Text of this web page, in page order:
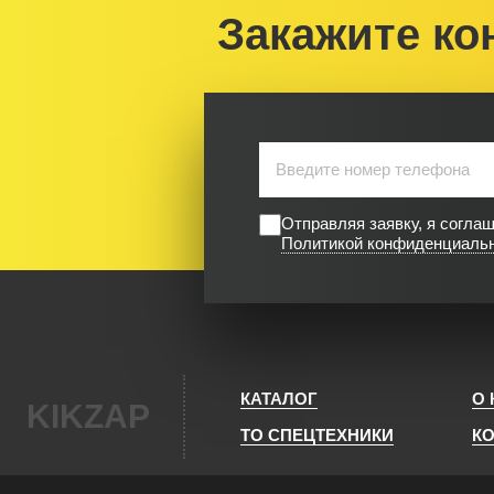
Закажите
Отправляя заявку, я
Политикой
KIKZAP КАТАЛОГ
О
ТО СПЕЦТЕХНИКИ